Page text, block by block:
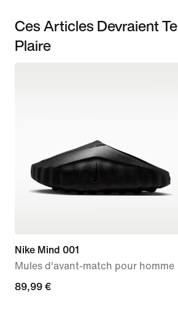
Ces Articles Devraient Te
Plaire
Nike Mind 001
Mules d'avant-match pour homme
89,99 €
89,99 €